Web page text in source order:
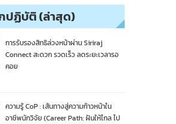
ปฏิบัติ (ล่าสุด)
การรับรองสิทธิล่วงหน้าผ่าน Siriraj
Connect สะดวก รวดเร็ว ลดระยะเวลารอ
คอย
ความรู้ CoP : เส้นทางสู่ความก้าวหน้าใน
อาชีพนักวิจัย (Career Path: ฝันให้ไกล ไป